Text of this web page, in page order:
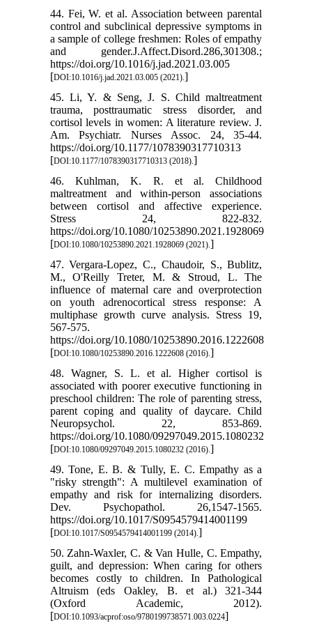
44. Fei, W. et al. Association between parental
control and subclinical depressive symptoms in
a sample of college freshmen: Roles of empathy
and gender.J.Affect.Disord.286,301308.;
https://doi.org/10.1016/j.jad.2021.03.005
[DOI:10.1016/j.jad.2021.03.005 (2021).]
45. Li, Y. & Seng, J. S. Child maltreatment
trauma, posttraumatic stress disorder, and
cortisol levels in women: A literature review. J.
Am. Psychiatr. Nurses Assoc. 24, 35-44.
https://doi.org/10.1177/1078390317710313
[DOI:10.1177/1078390317710313 (2018).]
46. Kuhlman, K. R. et al. Childhood
maltreatment and within-person associations
between cortisol and affective experience.
Stress 24, 822-832.
https://doi.org/10.1080/10253890.2021.1928069
[DOI:10.1080/10253890.2021.1928069 (2021).]
47. Vergara-Lopez, C., Chaudoir, S., Bublitz,
M., O'Reilly Treter, M. & Stroud, L. The
influence of maternal care and overprotection
on youth adrenocortical stress response: A
multiphase growth curve analysis. Stress 19,
567-575.
https://doi.org/10.1080/10253890.2016.1222608
[DOI:10.1080/10253890.2016.1222608 (2016).]
48. Wagner, S. L. et al. Higher cortisol is
associated with poorer executive functioning in
preschool children: The role of parenting stress,
parent coping and quality of daycare. Child
Neuropsychol. 22, 853-869.
https://doi.org/10.1080/09297049.2015.1080232
[DOI:10.1080/09297049.2015.1080232 (2016).]
49. Tone, E. B. & Tully, E. C. Empathy as a
"risky strength": A multilevel examination of
empathy and risk for internalizing disorders.
Dev. Psychopathol. 26,1547-1565.
https://doi.org/10.1017/S0954579414001199
[DOI:10.1017/S0954579414001199 (2014).]
50. Zahn-Waxler, C. & Van Hulle, C. Empathy,
guilt, and depression: When caring for others
becomes costly to children. In Pathological
Altruism (eds Oakley, B. et al.) 321-344
(Oxford Academic, 2012).
[DOI:10.1093/acprof:oso/9780199738571.003.0224]